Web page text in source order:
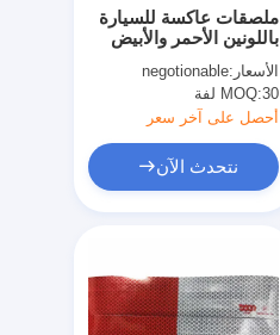
ملصقات عاكسة للسيارة
باللونين الأحمر والأبيض
لأمان على الطريق
الأسعار:negotionable
MOQ:30 لفة
أحصل على آخر سعر
نتحدث الآن